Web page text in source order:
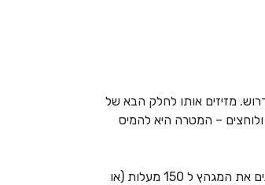
מזיזים אותו לחלק הבא של
– המטרה היא להמיס
מניחים את החולצה, מכסים אותה בנייר אפייה (אל תשכחו את השלב הזה), מכוונים את המגהץ ל 150 מעלות (או